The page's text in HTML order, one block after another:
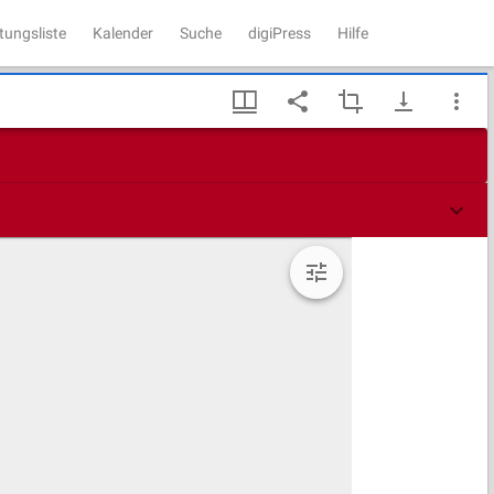
Kalender Suche digiPress Hilfe